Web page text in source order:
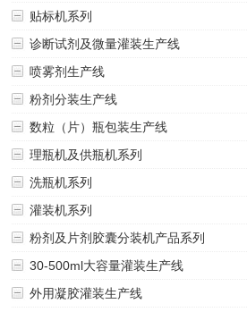
贴标机系列
诊断试剂及微量灌装生产线
喷雾剂生产线
粉剂分装生产线
数粒（片）瓶包装生产线
理瓶机及供瓶机系列
洗瓶机系列
灌装机系列
粉剂及片剂胶囊分装机产品系列
30-500ml大容量灌装生产线
外用凝胶灌装生产线